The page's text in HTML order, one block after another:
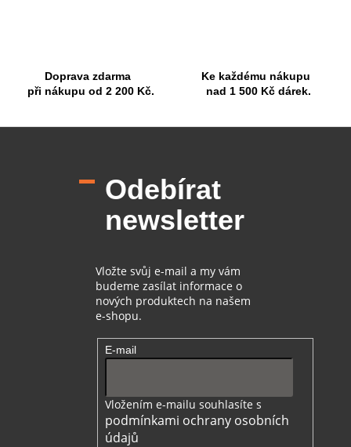
Doprava zdarma
při nákupu od 2 200 Kč.
Ke každému nákupu
nad 1 500 Kč dárek.
Odebírat
newsletter
Vložte svůj e-mail a my vám
budeme zasílat informace o
nových produktech na našem
e-shopu.
E-mail
Vložením e-mailu souhlasíte s
podmínkami ochrany osobních
údajů